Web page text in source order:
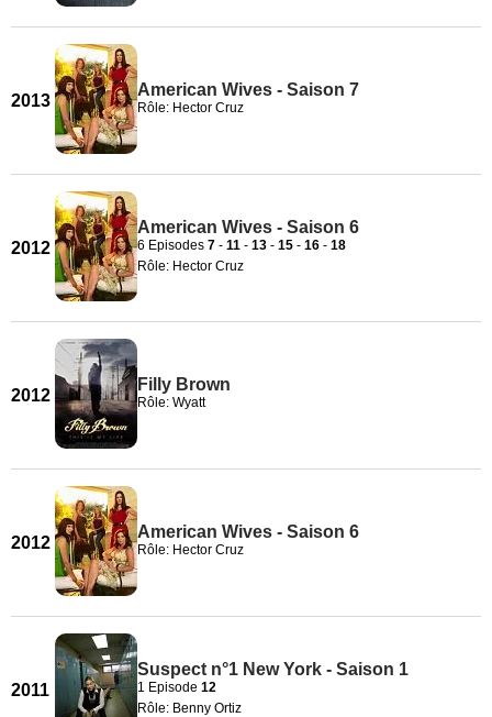
2013
American Wives - Saison 7
Rôle: Hector Cruz
2012
American Wives - Saison 6
6 Episodes 7 - 11 - 13 - 15 - 16 - 18
Rôle: Hector Cruz
2012
Filly Brown
Rôle: Wyatt
2012
American Wives - Saison 6
Rôle: Hector Cruz
2011
Suspect n°1 New York - Saison 1
1 Episode 12
Rôle: Benny Ortiz